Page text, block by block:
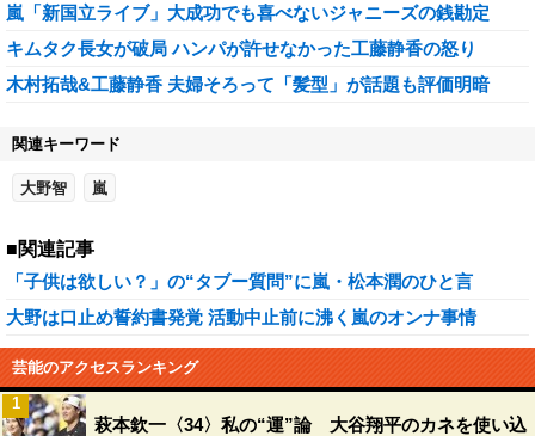
嵐「新国立ライブ」大成功でも喜べないジャニーズの銭勘定
キムタク長女が破局 ハンパが許せなかった工藤静香の怒り
木村拓哉&工藤静香 夫婦そろって「髪型」が話題も評価明暗
関連キーワード
大野智 嵐
■関連記事
「子供は欲しい？」の“タブー質問”に嵐・松本潤のひと言
大野は口止め誓約書発覚 活動中止前に沸く嵐のオンナ事情
芸能のアクセスランキング
萩本欽一〈34〉私の“運”論 大谷翔平のカネを使い込
1